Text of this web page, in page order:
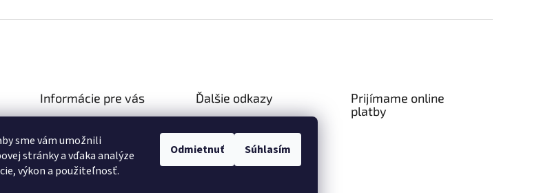
sme vám umožnili
stránky a vďaka analýze
výkon a použiteľnosť.
Odmietnuť Súhlasím
Informácie pre vás
Obchodné podmienky
Podmienky ochrany osobných
údajov
Ďalšie odkazy
Doprava a platba
Prijímame online
platby